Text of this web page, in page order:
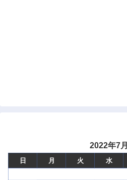
2022年7月
日 月 火 水